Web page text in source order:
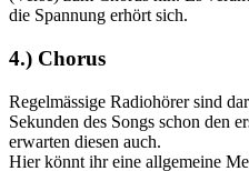
die Spannung erhört sich.
4.) Chorus
Regelmässige Radiohörer sind
Sekunden des Songs schon den
erwarten diesen auch.
Hier könnt ihr eine allgemeine